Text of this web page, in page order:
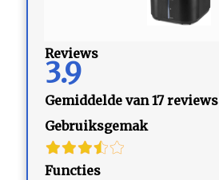
Reviews
3.9
Gemiddelde van 17 reviews
Gebruiksgemak
Functies